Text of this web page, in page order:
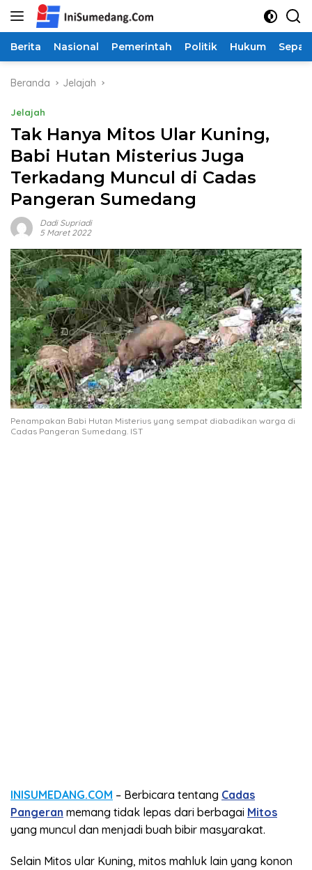
Langsung
Berita Nasional Pemerintah Politik Hukum
Beranda Jelajah
Jelajah
Tak Hanya Mitos Ular Kuning,
Babi Hutan Misterius Juga
Terkadang Muncul di Cadas
Pangeran Sumedang
Dadi Supriadi
5 Maret 2022
Penampakan Babi Hutan Misterius yang sempat diabadikan warga di
Cadas Pangeran Sumedang. IST
INISUMEDANG.COM – Berbicara tentang Cadas
Pangeran memang tidak lepas dari berbagai Mitos
yang muncul dan menjadi buah bibir masyarakat.
Selain Mitos ular Kuning, mitos mahluk lain yang konon